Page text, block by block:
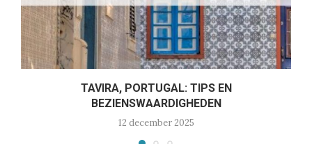
TAVIRA, PORTUGAL: TIPS EN
BEZIENSWAARDIGHEDEN
12 december 2025